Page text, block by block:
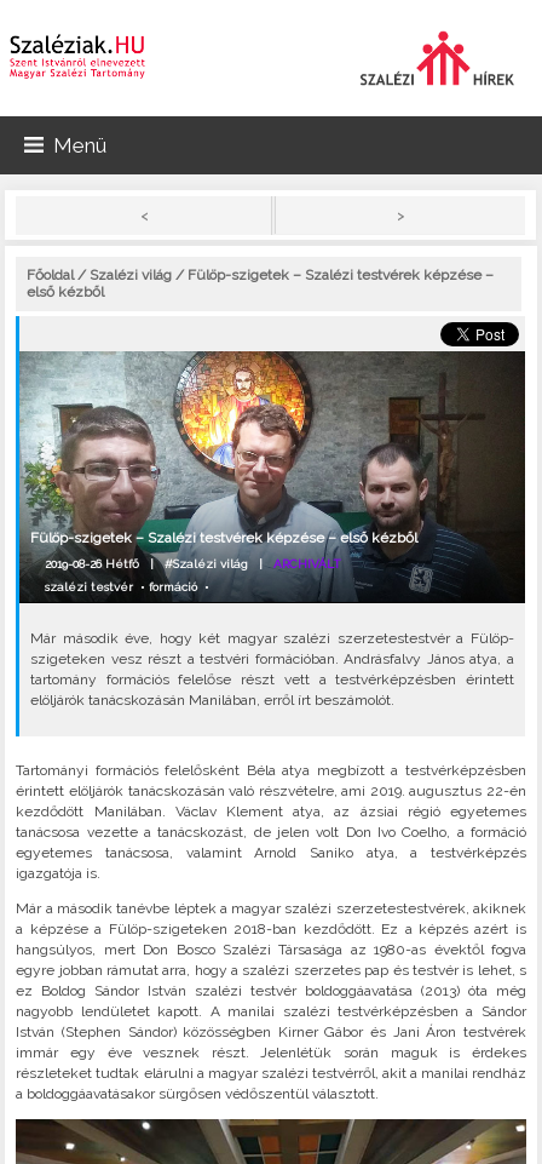
Menü
< >
Főoldal/ Szalézi világ / Fülöp-szigetek – Szalézi testvérek képzése –
első kézből
Fülöp-szigetek – Szalézi testvérek képzése – első kézből
2019-08-26 Hétfő |#Szalézi világ |ARCHIVÁLT
szalézi testvér•formáció•
Már második éve, hogy két magyar szalézi szerzetestestvér a Fülöp-
szigeteken vesz részt a testvéri formációban. Andrásfalvy János atya, a
tartomány formációs felelőse részt vett a testvérképzésben érintett
elöljárók tanácskozásán Manilában, erről írt beszámolót.
Tartományi formációs felelősként Béla atya megbízott a testvérképzésben
érintett elöljárók tanácskozásán való részvételre, ami 2019. augusztus 22-én
kezdődött Manilában. Václav Klement atya, az ázsiai régió egyetemes
tanácsosa vezette a tanácskozást, de jelen volt Don Ivo Coelho, a formáció
egyetemes tanácsosa, valamint Arnold Saniko atya, a testvérképzés
igazgatója is.
Már a második tanévbe léptek a magyar szalézi szerzetestestvérek, akiknek
a képzése a Fülöp-szigeteken 2018-ban kezdődött. Ez a képzés azért is
hangsúlyos, mert Don Bosco Szalézi Társasága az 1980-as évektől fogva
egyre jobban rámutat arra, hogy a szalézi szerzetes pap és testvér is lehet, s
ez Boldog Sándor István szalézi testvér boldoggáavatása (2013) óta még
nagyobb lendületet kapott. A manilai szalézi testvérképzésben a Sándor
István (Stephen Sándor) közösségben Kirner Gábor és Jani Áron testvérek
immár egy éve vesznek részt. Jelenlétük során maguk is érdekes
részleteket tudtak elárulni a magyar szalézi testvérről, akit a manilai rendház
a boldoggáavatásakor sürgősen védőszentül választott.